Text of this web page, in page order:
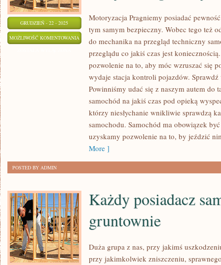
GRUDZIEŃ - 22 - 2025
MOŻLIWOŚĆ KOMENTOWANIA
SAMOCHÓD
JEST
EFEKTYWNY
ORAZ
TYM
SAMYM
BEZPIECZNY
Motoryzacja Pragniemy posiadać
tym samym bezpieczny. Wobec tego też
do mechanika na przegląd techniczny
przeglądu co jakiś czas jest
pozwolenie na to, aby móc wzruszać się
wydaje stacja kontroli pojazdów.
Powinniśmy udać się z naszym autem do
samochód na jakiś czas pod opieką
którzy niesłychanie wnikliwie sprawdzą
samochodu. Samochód ma obowiązek
uzyskamy pozwolenie na to, by jeździć
More ]
POSTED BY ADMIN
Każdy posiadacz
gruntownie
Duża grupa z nas, przy jakimś
przy jakimkolwiek zniszczeniu,